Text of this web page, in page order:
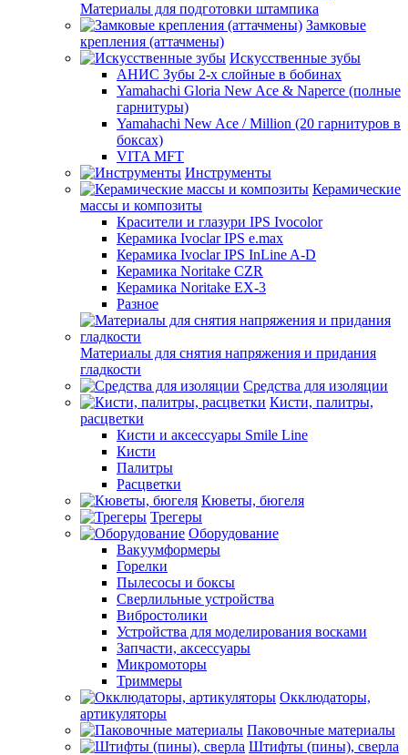
Материалы для подготовки штампика
Замковые
крепления (аттачмены)
Искусственные зубы
АНИС Зубы 2-х слойные в бобинах
Yamahachi Gloria New Ace & Naperce (полные
гарнитуры)
Yamahachi New Ace / Million (20 гарнитуров в
боксах)
VITA MFT
Инструменты
Керамические
массы и композиты
Красители и глазури IPS Ivocolor
Керамика Ivoclar IPS e.max
Керамика Ivoclar IPS InLine A-D
Керамика Noritake CZR
Керамика Noritake EX-3
Разное
Материалы для снятия напряжения и придания
гладкости
Средства для изоляции
Кисти, палитры,
расцветки
Кисти и аксессуары Smile Line
Кисти
Палитры
Расцветки
Кюветы, бюгеля
Трегеры
Оборудование
Вакуумформеры
Горелки
Пылесосы и боксы
Сверлильные устройства
Вибростолики
Устройства для моделирования восками
Запчасти, аксессуары
Микромоторы
Триммеры
Окклюдаторы,
артикуляторы
Паковочные материалы
Штифты (пины), сверла